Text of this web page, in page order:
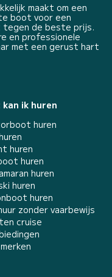
maakt om een
boot voor een
de beste prijs.
en professionele
met een gerust hart
kan ik huren
huren
huren
huren
huren
huren
huren
zonder vaarbewijs
cruise